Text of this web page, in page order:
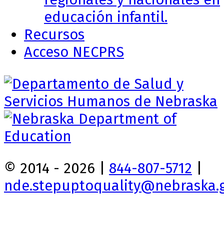
educación infantil.
Recursos
Acceso NECPRS
© 2014 - 2026 | 844-807-5712